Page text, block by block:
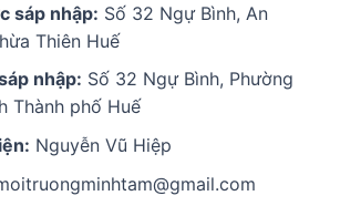
sáp nhập: Số 32 Ngự Bình, An
Thiên Huế
nhập: Số 32 Ngự Bình, Phường
Thành phố Huế
Nguyễn Vũ Hiệp